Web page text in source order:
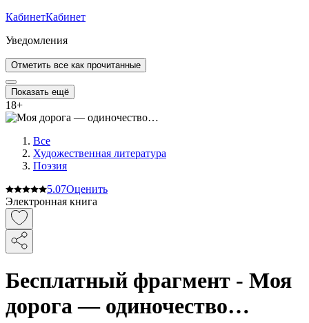
КабинетКабинет
Уведомления
Отметить все как прочитанные
Показать ещё
18+
Все
Художественная литература
Поэзия
5.07Оценить
Электронная книга
Бесплатный фрагмент - Моя
дорога — одиночество…